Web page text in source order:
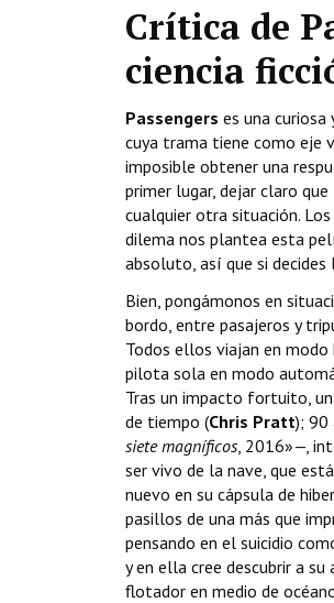
Crítica de
ciencia
Passengers es una
cuya trama tiene como eje
imposible obtener una
primer lugar, dejar claro
cualquier otra situación.
dilema nos plantea esta
absoluto, así que si decides
Bien, pongámonos en
bordo, entre pasajeros y
Todos ellos viajan en modo
pilota sola en modo
Tras un impacto fortuito,
de tiempo (Chris Pratt); 90
siete magníficos , 2016»—,
ser vivo de la nave, que
nuevo en su cápsula de
pasillos de una más que
pensando en el suicidio
y en ella cree descubrir a su
flotador en medio de